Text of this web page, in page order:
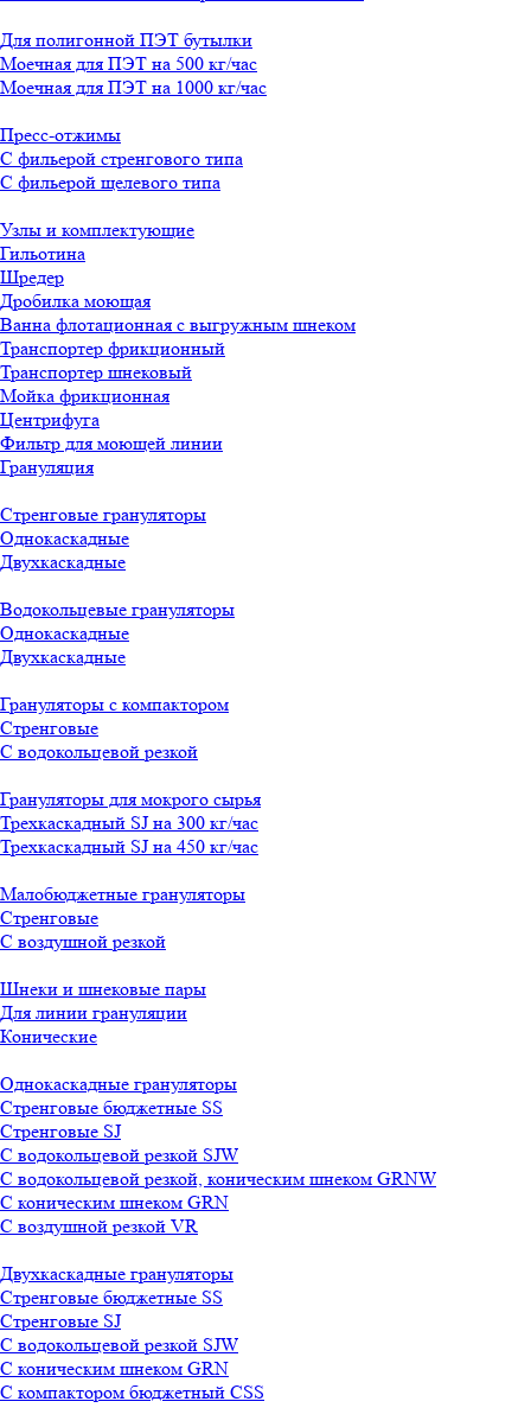
Для полигонной ПЭТ бутылки
Моечная для ПЭТ на 500 кг/час
Моечная для ПЭТ на 1000 кг/час
Пресс-отжимы
С фильерой стренгового типа
С фильерой щелевого типа
Узлы и комплектующие
Гильотина
Шредер
Дробилка моющая
Ванна флотационная с выгружным шнеком
Транспортер фрикционный
Транспортер шнековый
Мойка фрикционная
Центрифуга
Фильтр для моющей линии
Грануляция
Стренговые грануляторы
Однокаскадные
Двухкаскадные
Водокольцевые грануляторы
Однокаскадные
Двухкаскадные
Грануляторы с компактором
Стренговые
С водокольцевой резкой
Грануляторы для мокрого сырья
Трехкаскадный SJ на 300 кг/час
Трехкаскадный SJ на 450 кг/час
Малобюджетные грануляторы
Стренговые
С воздушной резкой
Шнеки и шнековые пары
Для линии грануляции
Конические
Однокаскадные грануляторы
Стренговые бюджетные SS
Стренговые SJ
С водокольцевой резкой SJW
С водокольцевой резкой, коническим шнеком GRNW
С коническим шнеком GRN
С воздушной резкой VR
Двухкаскадные грануляторы
Стренговые бюджетные SS
Стренговые SJ
С водокольцевой резкой SJW
С коническим шнеком GRN
С компактором бюджетный CSS